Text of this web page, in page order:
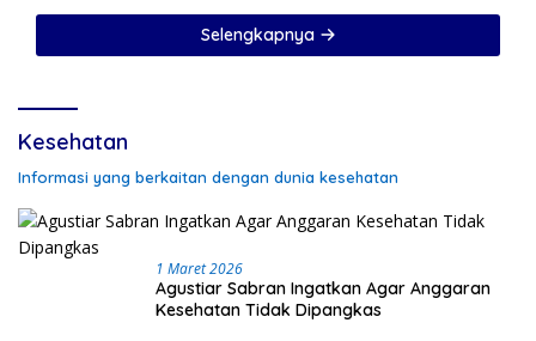
Selengkapnya
Kesehatan
Informasi yang berkaitan dengan dunia kesehatan
1 Maret 2026
Agustiar Sabran Ingatkan Agar Anggaran
Kesehatan Tidak Dipangkas